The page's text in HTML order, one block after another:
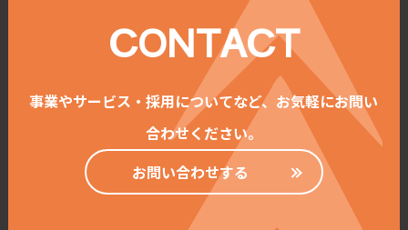
CONTACT
事業やサービス・採用についてなど、お気軽にお問い
合わせください。
お問い合わせする